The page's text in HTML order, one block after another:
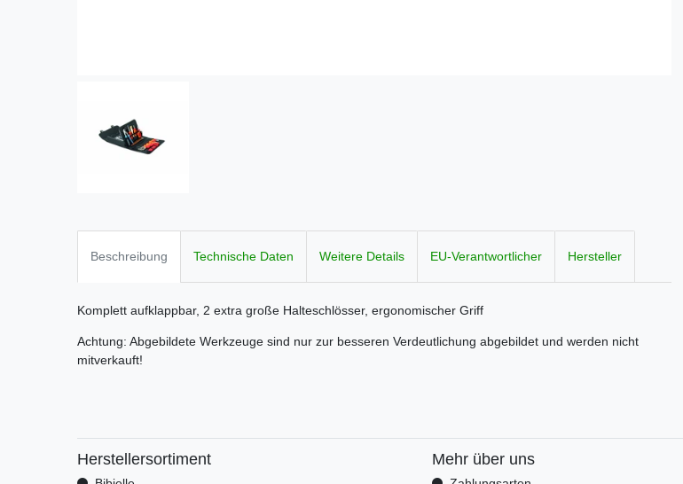
Beschreibung Technische Daten Weitere Details EU-Verantwortlicher Hersteller
Komplett aufklappbar, 2 extra große Halteschlösser, ergonomischer Griff
Achtung: Abgebildete Werkzeuge sind nur zur besseren Verdeutlichung abgebildet und werden nicht
mitverkauft!
Herstellersortiment Mehr über uns